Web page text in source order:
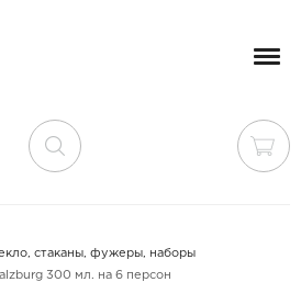
стаканы, фужеры, наборы
300 мл. на 6 персон